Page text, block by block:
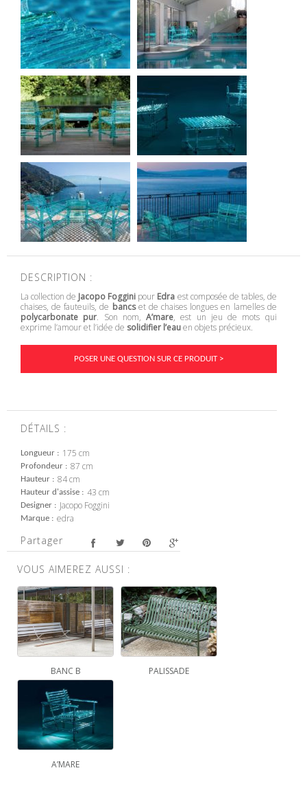
DESCRIPTION :
La collection de Jacopo Foggini pour Edra est composée de tables, de
chaises, de fauteuils, de bancset de chaises longues en lamelles de
polycarbonate pur. Son nom,A’mare, est un jeu de mots qui
exprime l’amour et l’idée de solidifier l’eauen objets précieux.
POSER UNE QUESTION SUR CE PRODUIT >
DÉTAILS :
Longueur 175 cm
Profondeur 87 cm
Hauteur 84 cm
Hauteur d'assise 43 cm
Designer Jacopo Foggini
Marque edra
Partager
VOUS AIMEREZ AUSSI :
BANC B PALISSADE
A’MARE